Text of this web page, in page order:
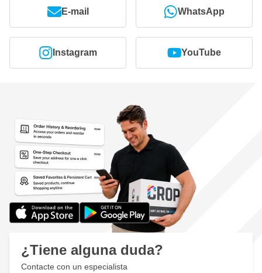
E-mail WhatsApp
Instagram YouTube
¿Tiene alguna duda?
Contacte con un especialista